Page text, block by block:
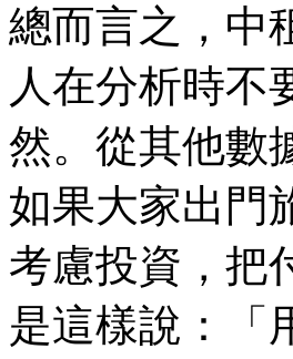
總而言之，中
人在分析時不
然。從其他數
如果大家出門
考慮投資，把
是這樣說：「